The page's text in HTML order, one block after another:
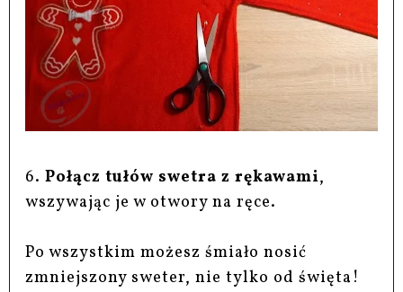
6.Połącz tułów swetra z rękawami,
wszywając je w otwory na ręce.
Po wszystkim możesz śmiało nosić
zmniejszony sweter, nie tylko od święta!